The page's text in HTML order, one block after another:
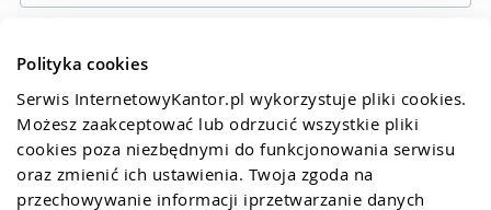
Polityka cookies
Serwis InternetowyKantor.pl wykorzystuje pliki cookies.
Możesz zaakceptować lub odrzucić wszystkie pliki
cookies poza niezbędnymi do funkcjonowania serwisu
oraz zmienić ich ustawienia. Twoja zgoda na
przechowywanie informacji iprzetwarzanie danych